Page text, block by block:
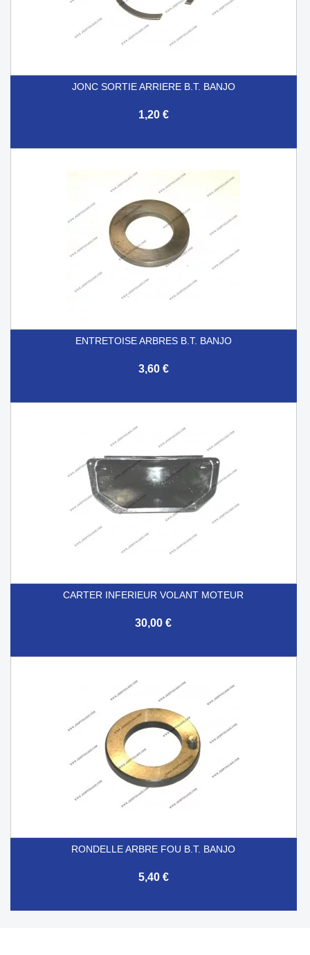
JONC SORTIE ARRIERE B.T. BANJO
1,20 €
ENTRETOISE ARBRES B.T. BANJO
3,60 €
CARTER INFERIEUR VOLANT MOTEUR
30,00 €
RONDELLE ARBRE FOU B.T. BANJO
5,40 €